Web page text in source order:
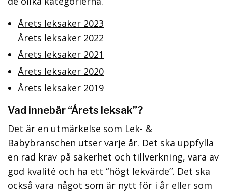
Årets leksaker 2023
Årets leksaker 2022
Årets leksaker 2021
Årets leksaker 2020
Årets leksaker 2019
Vad innebär “Årets leksak”?
Det är en utmärkelse som Lek- &
Babybranschen utser varje år. Det ska uppfylla
en rad krav på säkerhet och tillverkning, vara av
god kvalité och ha ett “högt lekvärde”. Det ska
också vara något som är nytt för i år eller som